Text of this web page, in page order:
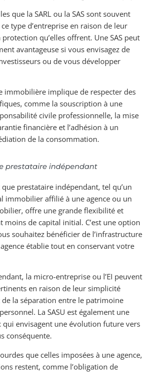
que la SARL ou la SAS sont souvent
type d’entreprise en raison de leur
qu’elles offrent. Une SAS peut
avantageuse si vous envisagez de
ou de vous développer
immobilière implique de respecter des
comme la souscription à une
civile professionnelle, la mise
financière et l’adhésion à un
de la consommation.
prestataire indépendant
prestataire indépendant, tel qu’un
immobilier affilié à une agence ou un
offre une grande flexibilité et
moins de capital initial. C’est une option
souhaitez bénéficier de l’infrastructure
établie tout en conservant votre
la micro-entreprise ou l’EI peuvent
en raison de leur simplicité
la séparation entre le patrimoine
La SASU est également une
envisagent une évolution future vers
conséquente.
que celles imposées à une agence,
restent, comme l’obligation de